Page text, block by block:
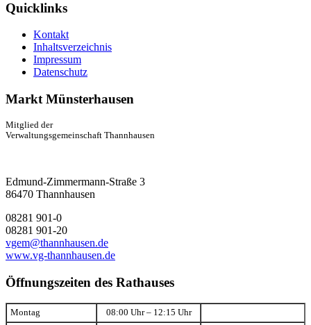
Quicklinks
Kontakt
Inhaltsverzeichnis
Impressum
Datenschutz
Markt Münsterhausen
Mitglied der
Verwaltungsgemeinschaft Thannhausen
Edmund-Zimmermann-Straße 3
86470 Thannhausen
08281 901-0
08281 901-20
vgem@thannhausen.de
www.vg-thannhausen.de
Öffnungszeiten des Rathauses
Montag 08:00 Uhr – 12:15 Uhr